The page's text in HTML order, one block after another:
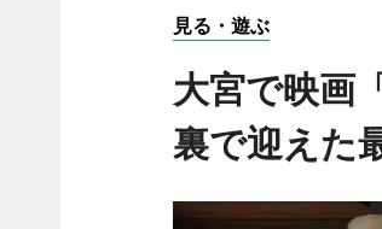
見る・遊ぶ
大宮で映画
裏で迎えた